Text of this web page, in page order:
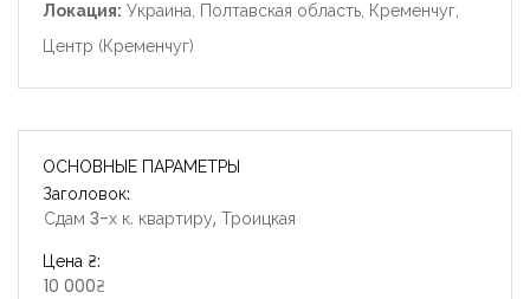
Локация: Украина, Полтавская область, Кременчуг,
Центр (Кременчуг)
ОСНОВНЫЕ ПАРАМЕТРЫ
Заголовок:
Сдам 3-х к. квартиру, Троицкая
Цена ₴:
10 000₴